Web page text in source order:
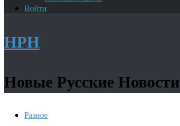
Войти
НРН
Новые Русские Новости
Разное